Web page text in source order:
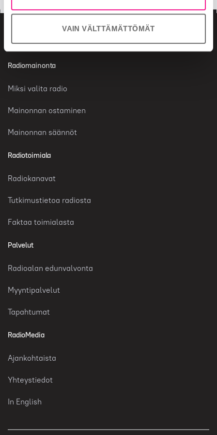
VAIN VÄLTTÄMÄTTÖMÄT
Radiomainonta
Miksi valita radio
Mainonnan ostaminen
Mainonnan säännöt
Radiotoimiala
Radiokanavat
Tutkimustietoa radiosta
Faktaa toimialasta
Palvelut
Radioalan edunvalvonta
Myyntipalvelut
Tapahtumat
RadioMedia
Ajankohtaista
Yhteystiedot
In English